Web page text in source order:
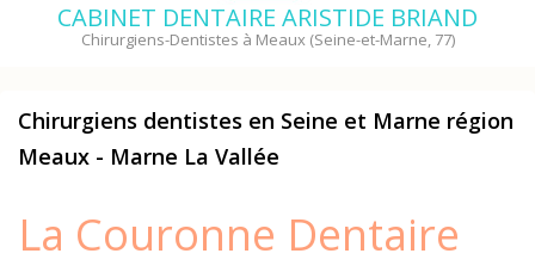
CABINET DENTAIRE ARISTIDE BRIAND
Chirurgiens-Dentistes à Meaux (Seine-et-Marne, 77)
Chirurgiens dentistes en Seine et Marne région
Meaux - Marne La Vallée
La Couronne Dentaire